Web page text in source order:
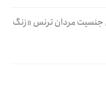
جنسیت مردان ترنس «زنگ